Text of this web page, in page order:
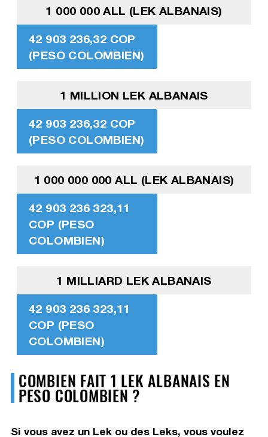
1 000 000 ALL (LEK ALBANAIS)
42 903 236,32 COP
(PESO COLOMBIEN)
1 MILLION LEK ALBANAIS
42 903 236,32 COP
(PESO COLOMBIEN)
1 000 000 000 ALL (LEK ALBANAIS)
42 903 236 323,11
COP (PESO
COLOMBIEN)
1 MILLIARD LEK ALBANAIS
42 903 236 323,11
COP (PESO
COLOMBIEN)
COMBIEN FAIT 1 LEK ALBANAIS EN
PESO COLOMBIEN ?
Si vous avez un Lek ou des Leks, vous voulez